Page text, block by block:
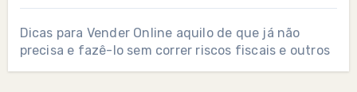
Dicas para Vender Online aquilo de que já não
precisa e fazê-lo sem correr riscos fiscais e outros